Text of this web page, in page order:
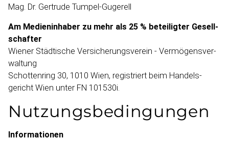
Mag. Dr. Gertrude Tumpel-​Gugerell
Am Medien­inhaber zu mehr als 25 % beteiligter Gesell­
schafter
Wiener Städtische Versiche­rungs­verein - Vermögens­ver­
waltung
Schottenring 30, 1010 Wien, registriert beim Handels­
gericht Wien unter FN 101530i.
Nutzungs­bedingungen
Informa­tionen